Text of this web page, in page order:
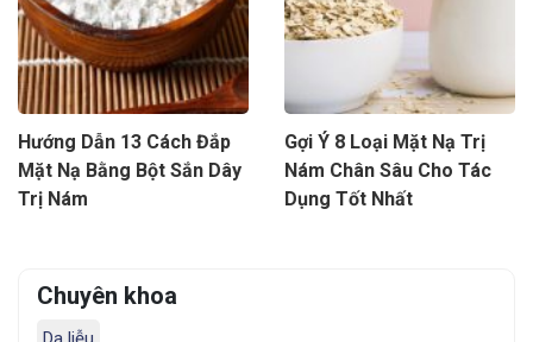
Hướng Dẫn 13 Cách Đắp
Mặt Nạ Bằng Bột Sắn Dây
Trị Nám
Gợi Ý 8 Loại Mặt Nạ Trị
Nám Chân Sâu Cho Tác
Dụng Tốt Nhất
Chuyên khoa